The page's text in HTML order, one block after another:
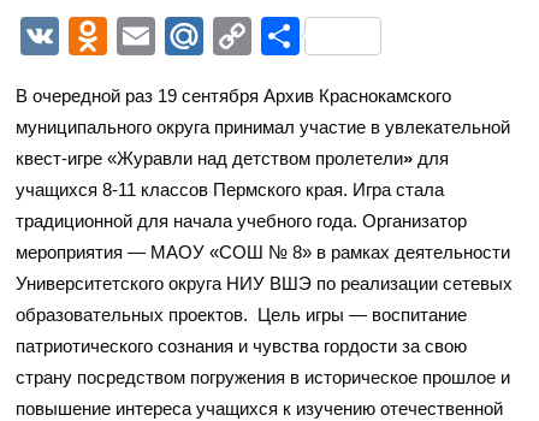
VK Odnoklassniki
EmailMail.Ru
CopyОтправить
В очередной раз 19 сентября Архив Краснокамского
муниципального округа принимал участие в увлекательной
квест-игре «Журавли над детством пролетели» для
учащихся 8-11 классов Пермского края. Игра стала
традиционной для начала учебного года. Организатор
мероприятия — МАОУ «СОШ № 8» в рамках деятельности
Университетского округа НИУ ВШЭ по реализации сетевых
образовательных проектов. Цель игры — воспитание
патриотического сознания и чувства гордости за свою
страну посредством погружения в историческое прошлое и
повышение интереса учащихся к изучению отечественной